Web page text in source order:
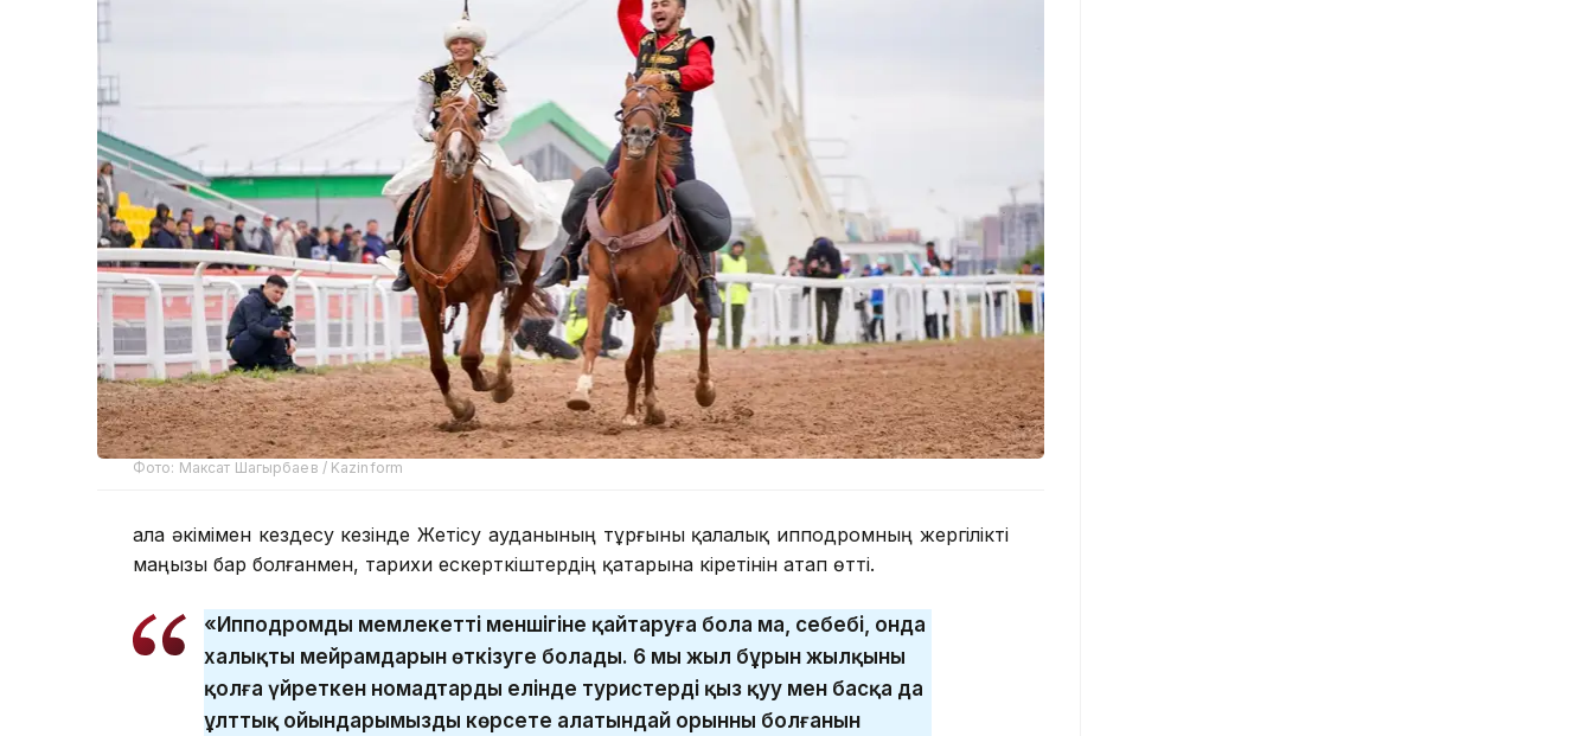
Фото: Максат Шагырбаев / Kazinform
Қала әкімімен кездесу кезінде Жетісу ауданының тұрғыны қалалық ипподромның жергілікті
маңызы бар болғанмен, тарихи ескерткіштердің қатарына кіретінін атап өтті.
«Ипподромды мемлекеттің меншігіне қайтаруға бола ма, себебі, онда
халықтың мейрамдарын өткізуге болады. 6 мың жыл бұрын жылқыны
қолға үйреткен номадтардың елінде туристерді қыз қуу мен басқа да
ұлттық ойындарымызды көрсете алатындай орынның болғанын